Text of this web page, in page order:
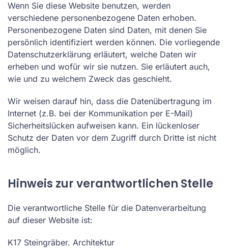
Wenn Sie diese Website benutzen, werden
verschiedene personenbezogene Daten erhoben.
Personenbezogene Daten sind Daten, mit denen Sie
persönlich identifiziert werden können. Die vorliegende
Datenschutzerklärung erläutert, welche Daten wir
erheben und wofür wir sie nutzen. Sie erläutert auch,
wie und zu welchem Zweck das geschieht.
Wir weisen darauf hin, dass die Datenübertragung im
Internet (z.B. bei der Kommunikation per E-Mail)
Sicherheitslücken aufweisen kann. Ein lückenloser
Schutz der Daten vor dem Zugriff durch Dritte ist nicht
möglich.
Hinweis zur verantwortlichen Stelle
Die verantwortliche Stelle für die Datenverarbeitung
auf dieser Website ist:
K17 Steingräber. Architektur